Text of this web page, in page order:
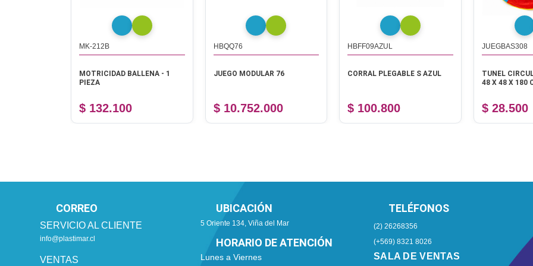
MK-212B
MOTRICIDAD BALLENA - 1
PIEZA
$ 132.100
HBQQ76
JUEGO MODULAR 76
$ 10.752.000
HBFF09AZUL
CORRAL PLEGABLE S AZUL
$ 100.800
JUEGBAS308
TUNEL
48 X 48 X 180
$ 28.500
CORREO
SERVICIO AL CLIENTE
info@plastimar.cl
VENTAS
TELÉFONOS
(2) 26268356
(+569) 8321 8026
SALA DE VENTAS
UBICACIÓN
5 Oriente 134, Viña del Mar
HORARIO DE ATENCIÓN
Lunes a Viernes